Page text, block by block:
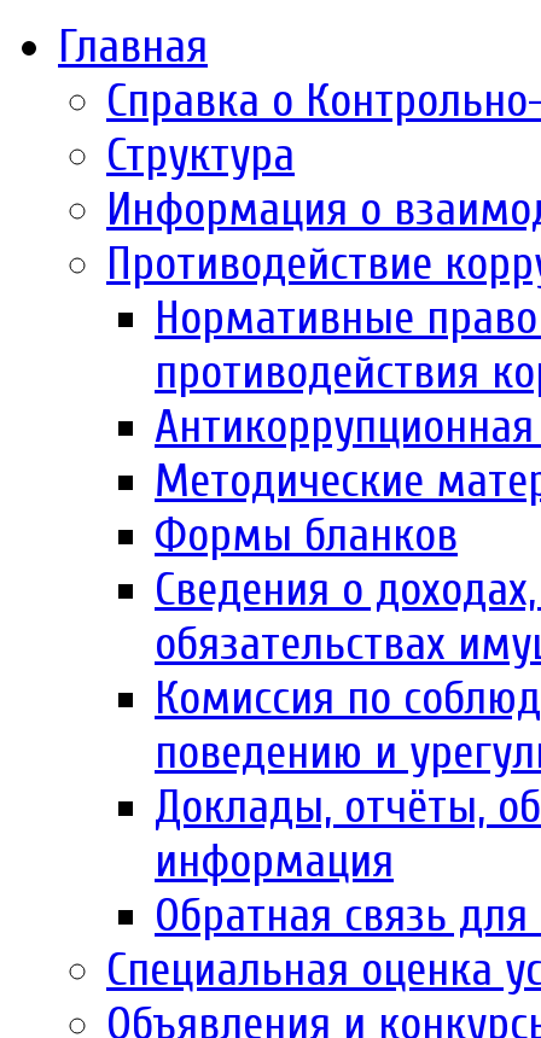
Главная
Справка о
Структура
Информация о
Противодействие
Нормативные
противодействия
Антикоррупционная
Методические
Формы бланков
Сведения о
обязательствах
Комиссия по
поведению и
Доклады, отчёты,
информация
Обратная связь
Специальная оценка
Объявления и